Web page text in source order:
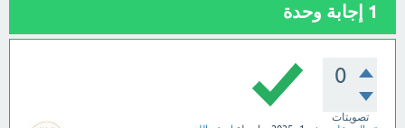
1 إجابة وحدة
0
تصويتات